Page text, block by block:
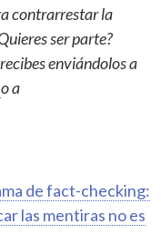
contrarrestar la
ser parte?
enviándolos a
o a
de fact-checking:
las mentiras no es